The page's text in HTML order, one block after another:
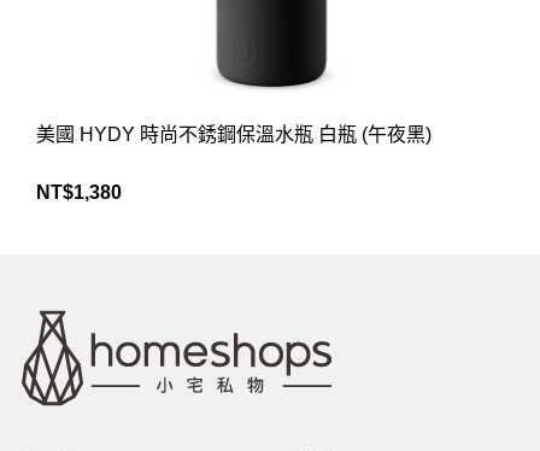
美國 HYDY 時尚不銹鋼保溫水瓶 白瓶 (午夜黑)
NT$1,380